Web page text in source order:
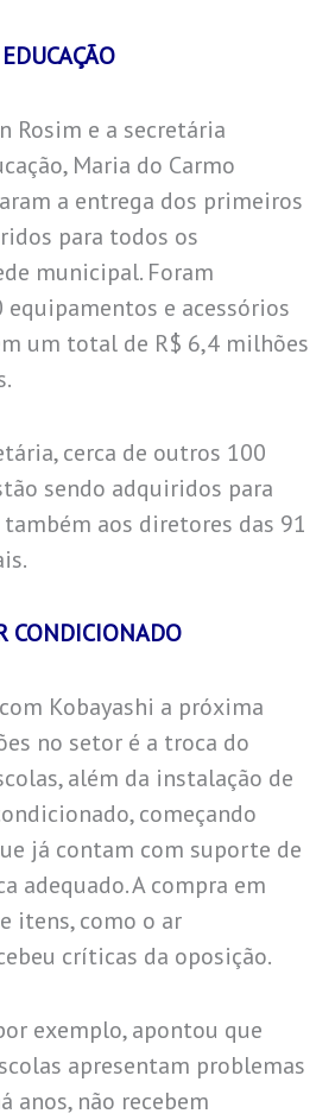
Rosim e a secretária
Maria do Carmo
a entrega dos primeiros
para todos os
municipal. Foram
equipamentos e acessórios
um total de R$ 6,4 milhões
cerca de outros 100
sendo adquiridos para
aos diretores das 91
CONDICIONADO
Kobayashi a próxima
no setor é a troca do
além da instalação de
começando
já contam com suporte de
adequado. A compra em
itens, como o ar
críticas da oposição.
exemplo, apontou que
apresentam problemas
anos, não recebem